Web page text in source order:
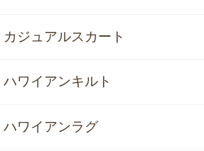
カジュアルスカート
ハワイアンキルト
ハワイアンラグ